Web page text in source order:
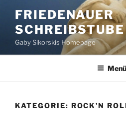
Inhalt
springen
FRIEDENAUER
SCHREIBSTUBE
Gaby Sikorskis Homepage
Menü
KATEGORIE: ROCK’N